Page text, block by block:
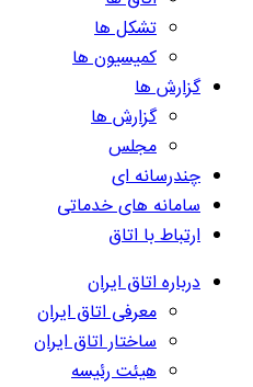
تشکل ها
کمیسیون ها
گزارش ها
گزارش ها
مجلس
چندرسانه ای
سامانه های خدماتی
ارتباط با اتاق
درباره اتاق ایران
معرفی اتاق ایران
ساختار اتاق ایران
هیئت رئیسه